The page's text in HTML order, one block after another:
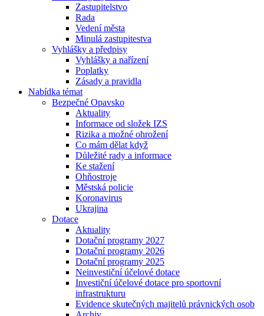
Zastupitelstvo
Rada
Vedení města
Minulá zastupitestva
Vyhlášky a předpisy
Vyhlášky a nařízení
Poplatky
Zásady a pravidla
Nabídka témat
Bezpečné Opavsko
Aktuality
Informace od složek IZS
Rizika a možné ohrožení
Co mám dělat když
Důležité rady a informace
Ke stažení
Ohňostroje
Městská policie
Koronavirus
Ukrajina
Dotace
Aktuality
Dotační programy 2027
Dotační programy 2026
Dotační programy 2025
Neinvestiční účelové dotace
Investiční účelové dotace pro sportovní
infrastrukturu
Evidence skutečných majitelů právnických osob